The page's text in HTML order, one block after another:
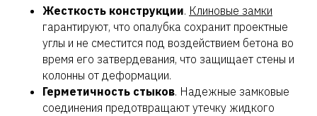
Жесткость конструкции. Клиновые замки
гарантируют, что опалубка сохранит проектные
углы и не сместится под воздействием бетона во
время его затвердевания, что защищает стены и
колонны от деформации.
Герметичность стыков. Надежные замковые
соединения предотвращают утечку жидкого